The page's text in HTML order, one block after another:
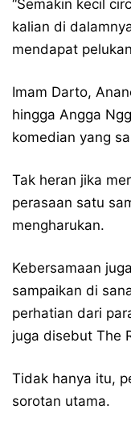
“Semakin kecil
kalian di
mendapat
Imam Darto,
hingga Angga
komedian yang
Tak heran jika
perasaan satu
mengharukan.
Kebersamaan
sampaikan di
perhatian dari
juga disebut The
Tidak hanya itu,
sorotan utama.